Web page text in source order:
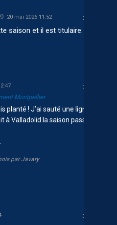
20 mai 2026 11:52
saison et il est titulaire.
Montpellier
planté ! J’ai sauté une ligne en
à Valladolid la saison passée.
par Javary